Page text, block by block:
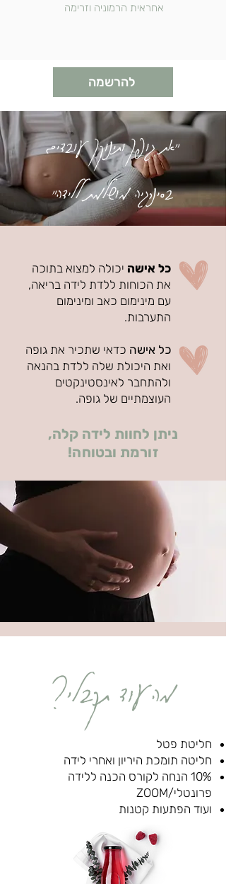
אחראית הרמוניה וזרימה
להרשמה
"את גופך ותינוקך עובדים
בסינרגיה מושלמת ללידה"
כל אישה יכולה למצוא בתוכה
את הכוחות ללדת לידה בריאה,
עם מינימום כאב ומינימום
התערבות.
כל אישה כדאי שתכיר את גופה
ואת היכולת שלה ללדת בהנאה
ולהתחבר לאינסטינקטים
העוצמתיים של גופה.
ניתן לחוות לידה קלה,
זורמת ובטוחה!
מה עוד תקבלי?
חליטת פטל
חליטה תומכת היריון ואחרי לידה
10% הנחה
לקורס הכנה ללידה
פרונטלי/ZOOM
ועוד הפתעות קטנות